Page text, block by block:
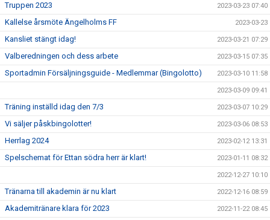
Truppen 2023 2023-03-23 07:40
Kallelse årsmöte Ängelholms FF 2023-03-23
Kansliet stängt idag! 2023-03-21 07:29
Valberedningen och dess arbete 2023-03-15 07:35
Sportadmin Försäljningsguide - Medlemmar (Bingolotto) 2023-03-10 11:58
2023-03-09 09:41
Träning inställd idag den 7/3 2023-03-07 10:29
Vi säljer påskbingolotter! 2023-03-06 08:53
Herrlag 2024 2023-02-12 13:31
Spelschemat för Ettan södra herr är klart! 2023-01-11 08:32
2022-12-27 10:10
Tränarna till akademin är nu klart 2022-12-16 08:59
Akademitränare klara för 2023 2022-11-22 08:45